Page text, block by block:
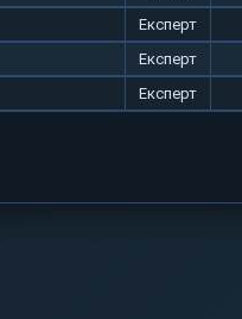
Експерт
Експерт
Експерт